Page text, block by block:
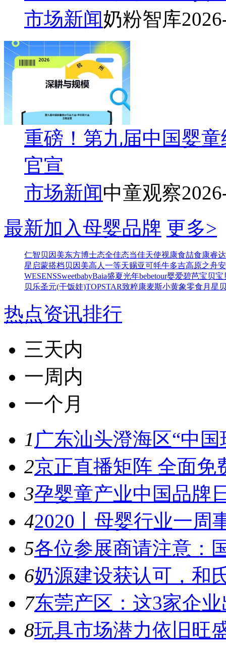
市场新闻奶粉智库
重磅！第九届中国婴
官宣
市场新闻中童观察
最新加入母婴品牌 更多>
仁智贝因美东方博士态全佳态当佳天使视康食喆食康睿达
星 启蒙搭档贝因美高人一等天赐亚可牦牛多吉高原之舟
WESENSSweetbabyBaia盛夏光年bebetour婴爱碧芭宝贝宝
贝乐圣元(干饭娃)TOPSTAR致粹康麦斯小黄象零食 月星
热点资讯排行
三天内
一周内
一个月
1 广东汕头澄海区“中
2京正直播矩阵 全面免
3孕婴童产业中国品牌
42020丨母婴行业一周
5各位参展商请注意：
6奶源建设获认可，和
7东莞产区：这3家企
8玩具市场潜力依旧旺